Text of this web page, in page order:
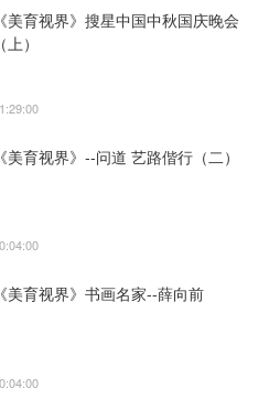
《美育视界》搜星中国中秋国庆晚会
（上）
《美育视界》--问道 艺路偕行（二）
《美育视界》书画名家--薛向前